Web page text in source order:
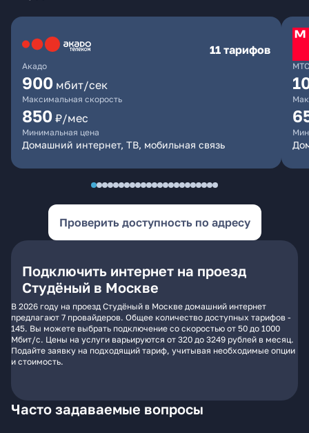
Акадо
11 тарифов
900 мбит/сек
Максимальная скорость
850 ₽/мес
Минимальная цена
Домашний интернет, ТВ, мобильная связь
МТС
Проверить доступность по адресу
Подключить интернет на проезд
Студёный в Москве
В 2026 году на проезд Студёный в Москве домашний интернет
предлагают 7 провайдеров. Общее количество доступных тарифов -
145. Вы можете выбрать подключение со скоростью от 50 до 1000
Мбит/с. Цены на услуги варьируются от 320 до 3249 рублей в месяц.
Подайте заявку на подходящий тариф, учитывая необходимые опции
и стоимость.
Часто задаваемые вопросы